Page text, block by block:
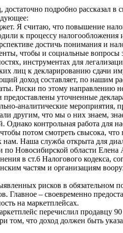
достаточно подробно рассказал
Я считаю, что повышение
к процессу
достичь понимания и
чтобы и социальные вопросы
инструментах для
лиц к декларированию сдачи
доход составляет, по нашим
Риски по этому направлению
уточненные
аналитические мероприятия,
другим, что мы о них знаем,
контрольная работа для
потом смотреть свысока,
нам. Наша служба открыта для
Новосибирской области
в ст.6 Налогового кодекса,
частям и организациям
рисков в обязательном
Главное – своевременно
на маркетплейсах.
перечислил продавцу
что доход должен быть